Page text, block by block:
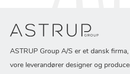
ASTRUP Group A/S er et dansk
vore leverandører designer og